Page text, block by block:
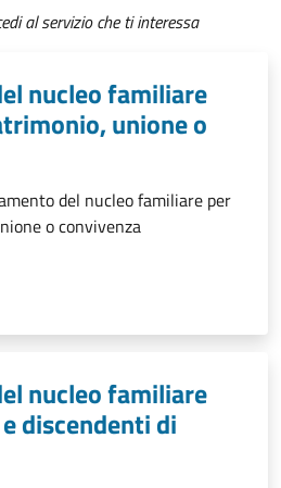
al servizio che ti interessa
nucleo familiare
unione o
del nucleo familiare per
o convivenza
nucleo familiare
discendenti di